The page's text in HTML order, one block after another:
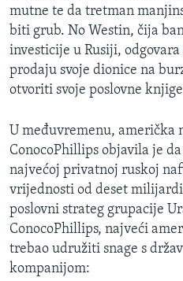
mutne te da tretman
biti grub. No Westin, čija
investicije u Rusiji,
prodaju svoje dionice na
otvoriti svoje poslovne
U međuvremenu, američka
ConocoPhillips objavila je
najvećoj privatnoj ruskoj
vrijednosti od deset
poslovni strateg grupacije
ConocoPhillips, najveći
trebao udružiti snage s
kompanijom: